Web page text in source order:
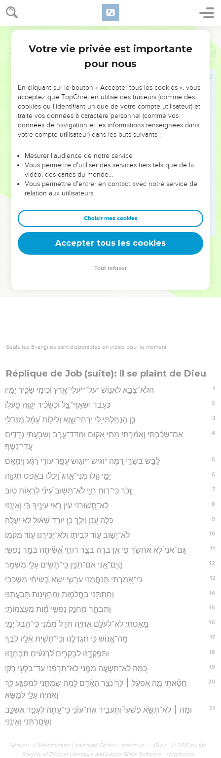
NE MANQUEZ PAS L’ÉVÉNEMENT
DE L’ANNÉE !
ET SI LEURS ERREURS POUVAIENT VOUS ÉVITER LES
VOTRES ?
leur foi ou leur vision. Mais on voit moins les doutes, les erreurs
et les saisons difficiles qu'ils ont traversés, alors même que ce
sont elles qui les ont façonnés.
Dans cette conférence, leaders, entrepreneurs, et responsables
clés pour avancer avec plus de sagesse afin que leurs erreurs
deviennent vos tremplins. Que vous guidiez un ministère, une
équipe, un groupe ou une famille, leur expérience est faite
7
Seuls les Évangiles sont disponibles en vidéo pour le moment.
Réplique de Job (suite): Il se plaint de Dieu
1 הֲלֹא־צָבָ֣א לֶאֱנ֣וֹשׁ *על־**עֲלֵי־אָ֑רֶץ וְכִימֵ֖י שָׂכִ֣יר יָמָֽיו׃
2 כְּעֶ֥בֶד יִשְׁאַף־צֵ֑ל וּ֝כְשָׂכִ֗יר יְקַוֶּ֥ה פָעֳלֽוֹ׃
3 כֵּ֤ן הָנְחַ֣לְתִּי לִ֭י יַרְחֵי־שָׁ֑וְא וְלֵיל֥וֹת עָ֝מָ֗ל מִנּוּ־לִֽי׃
4
אִם־שָׁכַ֗בְתִּי וְאָמַ֗רְתִּי מָתַ֣י אָ֭קוּם וּמִדַּד־עָ֑רֶב וְשָׂבַ֖עְתִּי נְדֻדִ֣ים
עֲדֵי־נָֽשֶׁף׃
5 לָ֘בַ֤שׁ בְּשָׂרִ֣י רִ֭מָּה *וגיש **וְג֣וּשׁ עָפָ֑ר עוֹרִ֥י רָ֝גַ֗ע וַיִּמָּאֵֽס׃
6 יָמַ֣י קַ֭לּוּ מִנִּי־אָ֑רֶג וַ֝יִּכְל֗וּ בְּאֶ֣פֶס תִּקְוָֽה׃
7 זְ֭כֹר כִּי־ר֣וּחַ חַיָּ֑י לֹא־תָשׁ֥וּב עֵ֝ינִ֗י לִרְא֥וֹת טֽוֹב׃
8 לֹֽא־תְ֭שׁוּרֵנִי עֵ֣ין רֹ֑אִי עֵינֶ֖יךָ בִּ֣י וְאֵינֶֽנִּי׃
9 כָּלָ֣ה עָ֭נָן וַיֵּלַ֑ךְ כֵּ֥ן יוֹרֵ֥ד שְׁ֝א֗וֹל לֹ֣א יַעֲלֶֽה׃
10 לֹא־יָשׁ֣וּב ע֣וֹד לְבֵית֑וֹ וְלֹא־יַכִּירֶ֖נּוּ ע֣וֹד מְקֹמֽוֹ׃
11 גַּם־אֲנִי֮ לֹ֤א אֶחֱשָׂ֫ךְ פִּ֥י אֲ‍ֽ֭דַבְּרָה בְּצַ֣ר רוּחִ֑י אָ֝שִׂ֗יחָה בְּמַ֣ר נַפְשִֽׁי׃
12 הֲ‍ֽיָם־אָ֭נִי אִם־תַּנִּ֑ין כִּֽי־תָשִׂ֖ים עָלַ֣י מִשְׁמָֽר׃
13 כִּֽי־אָ֭מַרְתִּי תְּנַחֲמֵ֣נִי עַרְשִׂ֑י יִשָּׂ֥א בְ֝שִׂיחִ֗י מִשְׁכָּבִֽי׃
14 וְחִתַּתַּ֥נִי בַחֲלֹמ֑וֹת וּֽמֵחֶזְיֹנ֥וֹת תְּבַעֲתַֽנִּי׃
15 וַתִּבְחַ֣ר מַחֲנָ֣ק נַפְשִׁ֑י מָ֝֗וֶת מֵֽעַצְמוֹתָֽי׃
16 מָ֭אַסְתִּי לֹא־לְעֹלָ֣ם אֶֽחְיֶ֑ה חֲדַ֥ל מִ֝מֶּ֗נִּי כִּי־הֶ֥בֶל יָמָֽי׃
17 מָֽה־אֱ֭נוֹשׁ כִּ֣י תְגַדְּלֶ֑נּוּ וְכִי־תָשִׁ֖ית אֵלָ֣יו לִבֶּֽךָ׃
18 וַתִּפְקְדֶ֥נּוּ לִבְקָרִ֑ים לִ֝רְגָעִ֗ים תִּבְחָנֶֽנּוּ׃
19 כַּ֭מָּה לֹא־תִשְׁעֶ֣ה מִמֶּ֑נִּי לֹֽא־תַ֝רְפֵּ֗נִי עַד־בִּלְעִ֥י רֻקִּֽי׃
20
חָטָ֡אתִי מָ֤ה אֶפְעַ֨ל ׀ לָךְ֮ נֹצֵ֪ר הָאָ֫דָ֥ם לָ֤מָה שַׂמְתַּ֣נִי לְמִפְגָּ֣ע לָ֑ךְ
וָאֶהְיֶ֖ה עָלַ֣י לְמַשָּֽׂא׃
21
וּמֶ֤ה ׀ לֹא־תִשָּׂ֣א פִשְׁעִי֮ וְתַעֲבִ֪יר אֶת־עֲוֺ֫נִ֥י כִּֽי־עַ֭תָּה לֶעָפָ֣ר אֶשְׁכָּ֑ב
וְשִׁ֖חֲרְתַּ֣נִי וְאֵינֶֽנִּי׃
Hébreu : © Westminster Leningrad Codex - tanach.us --- Grec : © 2010 by the
Society of Biblical Literature and Logos Bible Software - sblgnt.com
Votre vie privée est importante
pour nous
En cliquant sur le bouton « Accepter tous les cookies », vous
acceptez que TopChrétien utilise des traceurs (comme des
cookies ou l'identifiant unique de votre compte utilisateur) et
traite vos données à caractère personnel (comme vos
données de navigation et les informations renseignées dans
votre compte utilisateur) dans les buts suivants :
Mesurer l'audience de notre service
Vous permettre d'utiliser des services tiers tels que de la
vidéo, des cartes du monde…
Vous permettre d'entrer en contact avec notre service de
relation aux utilisateurs.
Choisir mes cookies
Accepter tous les cookies
Tout refuser